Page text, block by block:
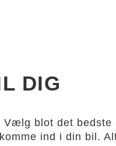
DIG
blot det bedste
ind i din bil.